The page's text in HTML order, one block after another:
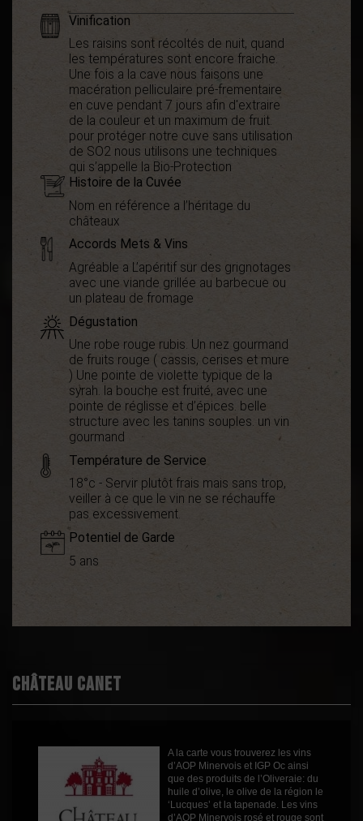
Vinification
Les raisins sont récoltés de nuit, quand
les températures sont encore fraiche.
Une fois a la cave nous faisons une
macération pelliculaire pré-frementaire
en cuve pendant 7 jours afin d'extraire
de la couleur et un maximum de fruit.
pour protéger notre cuve sans utilisation
de SO2 nous utilisons une techniques
qui s’appelle la Bio-Protection
Histoire de la Cuvée
Nom en référence a l’héritage du
châteaux
Accords Mets & Vins
Agréable a L’apéritif sur des grignotages
avec une viande grillée au barbecue ou
un plateau de fromage
Dégustation
Une robe rouge rubis. Un nez gourmand
de fruits rouge ( cassis, cerises et mure
) Une pointe de violette typique de la
syrah. la bouche est fruité, avec une
pointe de réglisse et d’épices. belle
structure avec les tanins souples. un vin
gourmand
Température de Service
18°c - Servir plutôt frais mais sans trop,
veiller à ce que le vin ne se réchauffe
pas excessivement.
Potentiel de Garde
5 ans
Fruité
Syrah
Viognier
Couleur Rouge
Millésime 2022
Château Canet
A la carte vous trouverez les vins
d’AOP Minervois et IGP Oc ainsi
que des produits de l’Oliveraie: du
huile d’olive, le olive de la région le
‘Lucques’ et la tapenade. Les vins
d’AOP Minervois rosé et rouge sont